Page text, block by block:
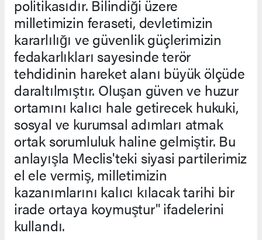
politikasıdır. Bilindiği üzere
milletimizin feraseti, devletimizin
kararlılığı ve güvenlik güçlerimizin
fedakarlıkları sayesinde terör
tehdidinin hareket alanı büyük ölçüde
daraltılmıştır. Oluşan güven ve huzur
ortamını kalıcı hale getirecek hukuki,
sosyal ve kurumsal adımları atmak
ortak sorumluluk haline gelmiştir. Bu
anlayışla Meclis'teki siyasi partilerimiz
el ele vermiş, milletimizin
kazanımlarını kalıcı kılacak tarihi bir
irade ortaya koymuştur" ifadelerini
kullandı.